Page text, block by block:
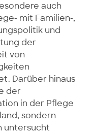
auch
mit Familien-,
und
der
von
Darüber hinaus
der
in der Pflege
sondern
untersucht